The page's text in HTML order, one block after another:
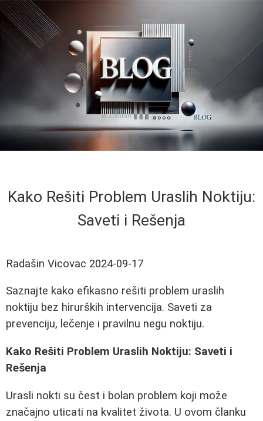
Kako Rešiti Problem Uraslih Noktiju:
Saveti i Rešenja
Radašin Vicovac 2024-09-17
Saznajte kako efikasno rešiti problem uraslih
noktiju bez hirurških intervencija. Saveti za
prevenciju, lečenje i pravilnu negu noktiju.
Kako Rešiti Problem Uraslih Noktiju: Saveti i
Rešenja
Urasli nokti su čest i bolan problem koji može
značajno uticati na kvalitet života. U ovom članku